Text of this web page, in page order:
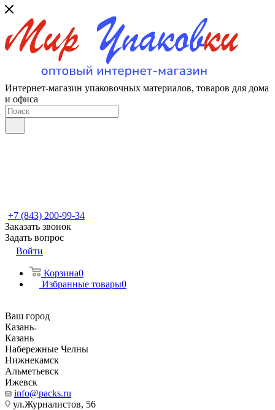
Интернет-магазин упаковочных материалов, товаров для дома
и офиса
+7 (843) 200-99-34
Заказать звонок
Задать вопрос
Войти
Корзина0
Избранные товары0
Ваш город
Казань
Казань
Набережные Челны
Нижнекамск
Альметьевск
Ижевск
info@packs.ru
ул.Журналистов, 56